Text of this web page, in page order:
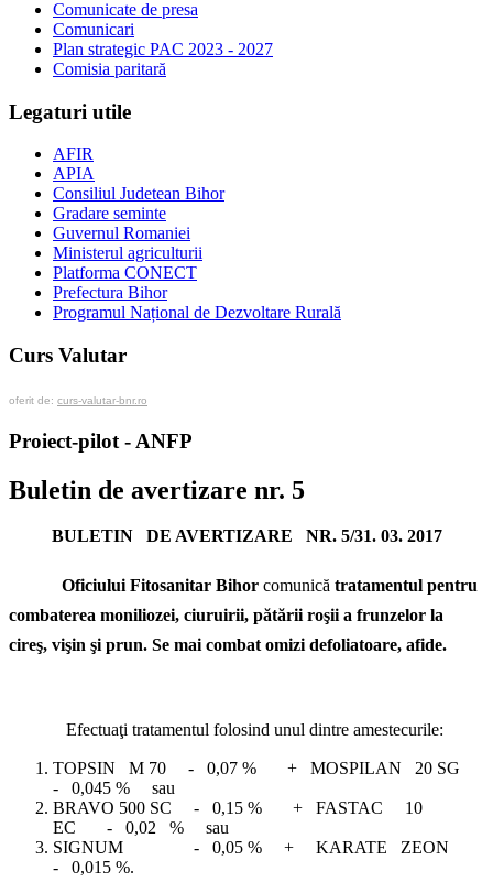
Comunicate de presa
Comunicari
Plan strategic PAC 2023 - 2027
Comisia paritară
Legaturi utile
AFIR
APIA
Consiliul Judetean Bihor
Gradare seminte
Guvernul Romaniei
Ministerul agriculturii
Platforma CONECT
Prefectura Bihor
Programul Național de Dezvoltare Rurală
Curs Valutar
oferit de: curs-valutar-bnr.ro
Proiect-pilot - ANFP
Buletin de avertizare nr. 5
BULETIN DE AVERTIZARE NR. 5/31. 03. 2017
Oficiului Fitosanitar Bihor comunică tratamentul pentru
combaterea moniliozei, ciuruirii, pătării roşii a frunzelor la
cireş, vişin şi prun. Se mai combat omizi defoliatoare, afide.
Efectuaţi tratamentul folosind unul dintre amestecurile:
TOPSIN M 70 - 0,07 % + MOSPILAN 20 SG
- 0,045 % sau
BRAVO 500 SC - 0,15 % + FASTAC 10
EC - 0,02 % sau
SIGNUM - 0,05 % + KARATE ZEON
- 0,015 %.